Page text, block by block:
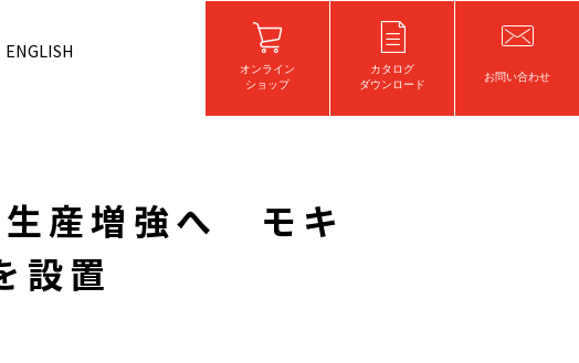
ENGLISH
オンライン
ショップ
カタログ
ダウンロード
お問い合わせ
生産増強へ モキ
設置